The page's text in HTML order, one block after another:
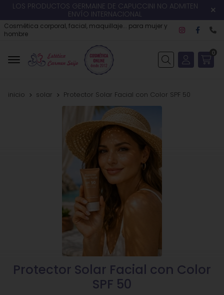
LOS PRODUCTOS GERMAINE DE CAPUCCINI NO ADMITEN
ENVÍO INTERNACIONAL
Cosmética corporal, facial, maquillaje... para mujer y
hombre
Buscar
0
inicio solar Protector Solar Facial con Color SPF 50
Protector Solar Facial con Color
SPF 50